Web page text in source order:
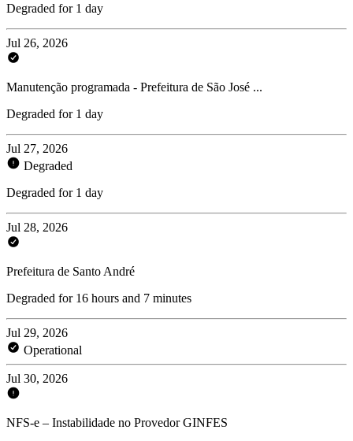
Degraded for 1 day
Jul 26, 2026
Manutenção programada - Prefeitura de São José ...
Degraded for 1 day
Jul 27, 2026
Degraded
Degraded for 1 day
Jul 28, 2026
Prefeitura de Santo André
Degraded for 16 hours and 7 minutes
Jul 29, 2026
Operational
Jul 30, 2026
NFS-e – Instabilidade no Provedor GINFES